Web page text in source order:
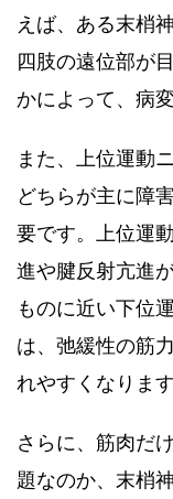
えば、ある末梢
四肢の遠位部が
かによって、病
また、上位運動
どちらが主に障
要です。上位運
進や腱反射亢進
ものに近い下位
は、弛緩性の筋
れやすくなります
さらに、筋肉だ
題なのか、末梢